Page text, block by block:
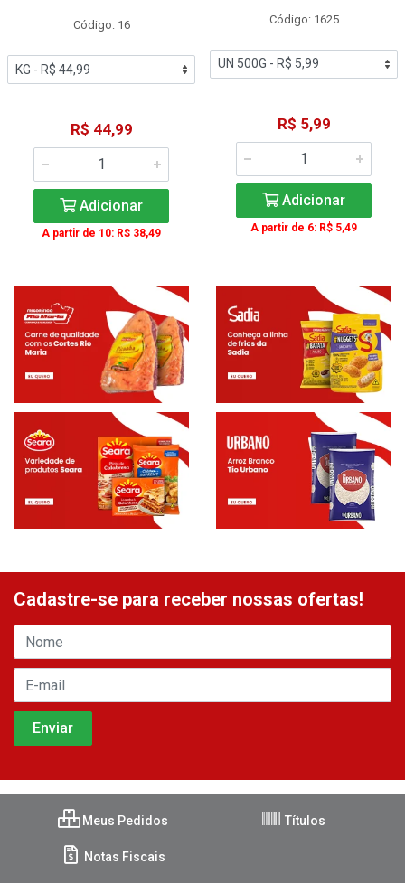
Código: 16
R$ 44,99
Adicionar
A partir de 10: R$ 38,49
Código: 1625
R$ 5,99
Adicionar
A partir de 6: R$ 5,49
Cadastre-se para receber nossas ofertas!
Meus Pedidos Títulos
Notas Fiscais